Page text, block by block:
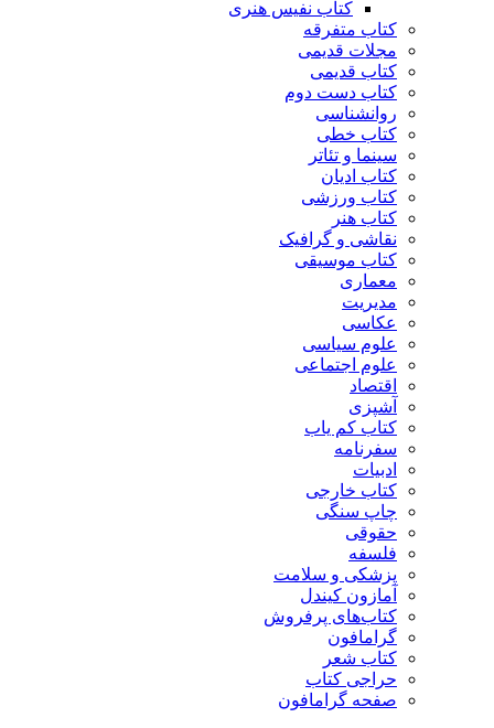
کتاب نفیس هنری
کتاب متفرقه
مجلات قدیمی
کتاب قدیمی
کتاب دست دوم
روانشناسی
کتاب خطی
سینما و تئاتر
کتاب ادیان
کتاب ورزشی
کتاب هنر
نقاشی و گرافیک
کتاب موسیقی
معماری
مدیریت
عکاسی
علوم سیاسی
علوم اجتماعی
اقتصاد
آشپزی
کتاب کم یاب
سفرنامه
ادبیات
کتاب خارجی
چاپ سنگی
حقوقی
فلسفه
پزشکی و سلامت
آمازون کیندل
کتاب‌های پرفروش
گرامافون
کتاب شعر
حراجی کتاب
صفحه گرامافون